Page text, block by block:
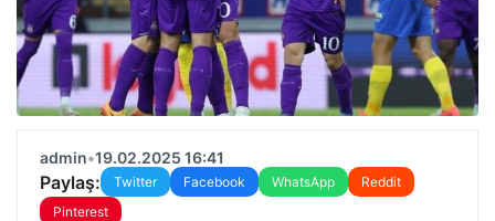
admin•19.02.2025 16:41
Paylaş: Twitter Facebook WhatsApp
Reddit
Pinterest